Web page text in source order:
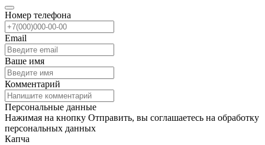
Номер телефона
Email
Ваше имя
Комментарий
Персональные данные
Нажимая на кнопку Отправить, вы соглашаетесь на обработку
персональных данных
Капча